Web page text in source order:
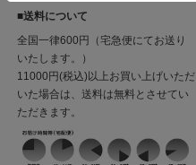
■送料について
全国一律600円（宅急便にてお送り
いたします。）
11000円(税込)以上お買い上げいただ
いた場合は、送料は無料とさせてい
ただきます。